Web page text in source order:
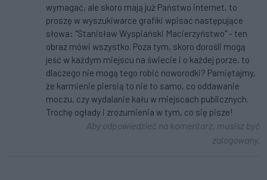
wymagać, ale skoro mają już Państwo internet, to
proszę w wyszukiwarce grafiki wpisać następujące
słowa: "Stanisław Wyspiański Macierzyństwo" - ten
obraz mówi wszystko. Poza tym, skoro dorośli mogą
jeść w każdym miejscu na świecie i o każdej porze, to
dlaczego nie mogą tego robić noworodki? Pamiętajmy,
że karmienie piersią to nie to samo, co oddawanie
moczu, czy wydalanie kału w miejscach publicznych.
Trochę ogłady i zrozumienia w tym, co się pisze!
Aby odpowiedzieć na komentarz, musisz być
zalogowany.